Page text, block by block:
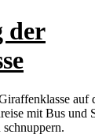
der
auf
mit Bus und